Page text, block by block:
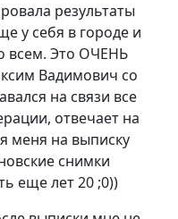
результаты
у себя в городе и
всем. Это ОЧЕНЬ
Вадимович со
на связи все
отвечает на
меня на выписку
снимки
еще лет 20 ;0))